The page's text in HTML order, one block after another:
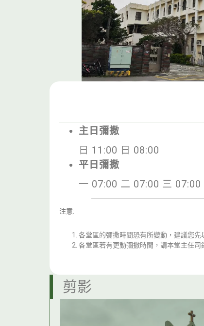
主日彌撒
日 11:00 日 08:00
平日彌撒
一 07:00 二 07:00 三
注意:
各堂區的彌撒時間恐有所變動，建議您先
各堂區若有更動彌撒時間，請本堂主任
剪影